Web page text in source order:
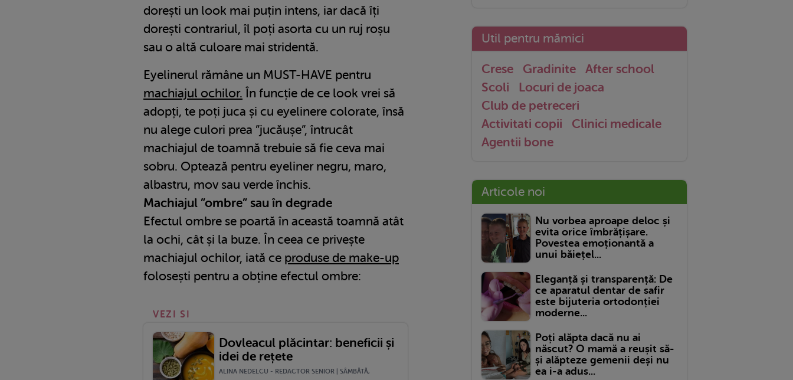
dorești un look mai puțin intens, iar dacă îți
dorești contrariul, îl poți asorta cu un ruj roșu
sau o altă culoare mai stridentă.
Eyelinerul rămâne un MUST-HAVE pentru
machiajul ochilor. În funcție de ce look vrei să
adopți, te poți juca și cu eyelinere colorate, însă
nu alege culori prea ”jucăușe”, întrucât
machiajul de toamnă trebuie să fie ceva mai
sobru. Optează pentru eyeliner negru, maro,
albastru, mov sau verde închis.
Machiajul ”ombre” sau în degrade
Efectul ombre se poartă în această toamnă atât
la ochi, cât și la buze. În ceea ce privește
machiajul ochilor, iată ce produse de make-up
folosești pentru a obține efectul ombre:
VEZI SI
Dovleacul plăcintar: beneficii și
idei de rețete
ALINA NEDELCU - REDACTOR SENIOR | SÂMBĂTĂ,
Util pentru mămici
Crese Gradinite
After school
Scoli
Locuri de joaca
Club de petreceri
Activitati copii
Clinici medicale
Agentii bone
Articole noi
Nu vorbea aproape deloc și
evita orice îmbrățișare.
Povestea emoționantă a
unui băiețel...
Eleganță și transparență: De
ce aparatul dentar de safir
este bijuteria ortodonției
moderne...
Poți alăpta dacă nu ai
născut? O mamă a reușit să-
și alăpteze gemenii deși nu
ea i-a adus...